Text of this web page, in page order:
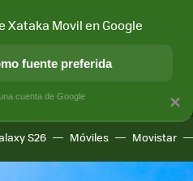
APLICACIONES
S26 Móviles Movistar
×
Xataka Movil en Google
fuente preferida
cuenta de Google